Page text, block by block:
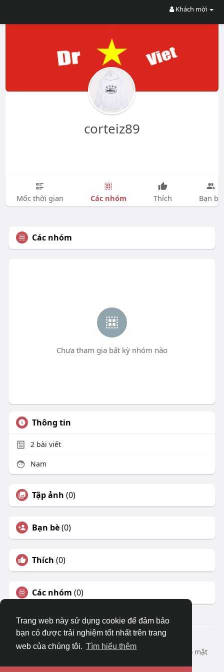
Trang web này sử dụng cookie để đảm bảo
bạn có được trải nghiệm tốt nhất trên trang
web của chúng tôi. Tìm hiểu thêm
Khách mời
corteiz89
Mốc thời gian Các nhóm Thích Bạn bè
Các nhóm
Chưa tham gia bất kỳ nhóm nào
Thông tin
2bài viết
Nam
Tập ảnh (0)
Bạn bè(0)
Thích (0)
Các nhóm (0)
© 2026 DRVIET.COM
Nhà
Bao Quát Liên hệ chúng tôi
Chính sách bảo mật